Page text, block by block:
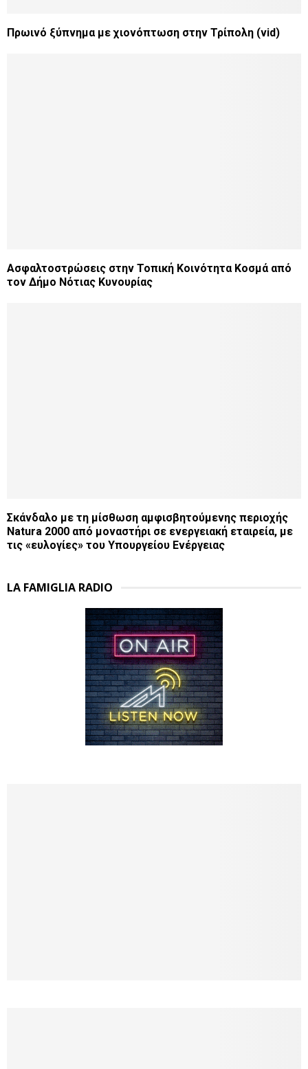
Πρωινό ξύπνημα με χιονόπτωση στην Τρίπολη (vid)
Ασφαλτοστρώσεις στην Τοπική Κοινότητα Κοσμά από
τον Δήμο Νότιας Κυνουρίας
Σκάνδαλο με τη μίσθωση αμφισβητούμενης περιοχής
Natura 2000 από μοναστήρι σε ενεργειακή εταιρεία, με
τις «ευλογίες» του Υπουργείου Ενέργειας
LA FAMIGLIA RADIO